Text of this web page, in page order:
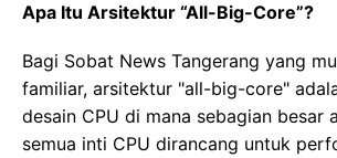
Apa Itu Arsitektur “All-Big-Core”?
Bagi Sobat News Tangerang yang
familiar, arsitektur "all-big-core"
desain CPU di mana sebagian besar
semua inti CPU dirancang untuk